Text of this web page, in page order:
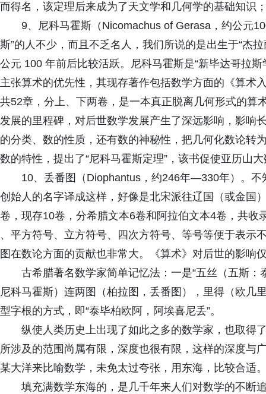
而得名，该定理后来成为了天文学和几何学的基础知识
9、尼科马霍斯（Nicomachus of Gerasa，约公元
斯”的人不少，而且不乏名人，我们所说的是出生于“杰
公元 100 年前后比较活跃。尼科马霍斯是“新毕达哥拉
主张算术的优先性，其现存著作包括数学方面的《算术
共52章，分上、下两卷，是一本真正脱离几何形式的算
发展的里程碑，对后世数学发展产生了深远影响，影响
的分类、数的性质，还有数的神秘性，把几何化数论转
数的特性，提出了“尼科马霍斯定理”，该书促使亚历山
10、丢番图（Diophantus，约246年—330年）。
创始人的名字译成这样，好像是北宋派往辽国（或金国
卷，现存10卷，分希腊文本6卷和阿拉伯文本4卷，共
、平方符号、立方符号、四次方符号、等号等便于表示
图在数论方面的贡献也非常大。《算术》对后世的影响
古希腊著名数学家简单记忆法：一是“五丝（五斯
尼科马霍斯）连两图（柏拉图，丢番图），里得（欧几
型字根的方式，即“泰毕柏欧阿，阿埃喜尼丢”。
纵使人类历史上出现了如此之多的数学家，也取得
所涉及的范围尚属有限，深度也很有限，这样的深度与
某大洋来比喻数学，未免太过夸张，用东海，比较合适
填充满数学东海的，是几千年来人们对数学的不断